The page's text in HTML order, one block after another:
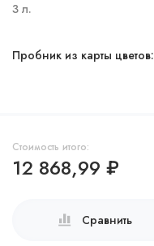
3 л.
Пробник из карты цветов:
Стоимость итого:
12 868,99 ₽
Сравнить